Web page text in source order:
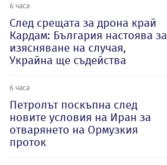
6 часа
След срещата за дрона край
Кардам: България настоява за
изясняване на случая,
Украйна ще съдейства
6 часа
Петролът поскъпна след
новите условия на Иран за
отварянето на Ормузкия
проток